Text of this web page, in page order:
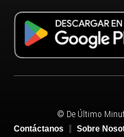
© De Último
Contáctanos
Sobre